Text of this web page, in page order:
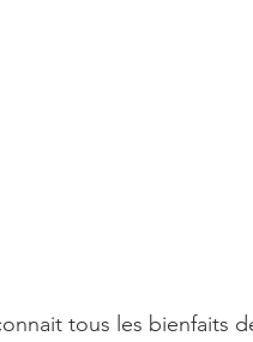
tous les bienfaits